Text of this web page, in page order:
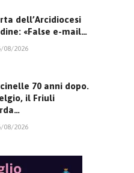
dell’Arcidiocesi
«False e-mail…
08/2026
70 anni dopo.
il Friuli
08/2026